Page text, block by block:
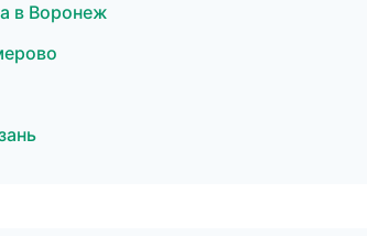
в Воронеж